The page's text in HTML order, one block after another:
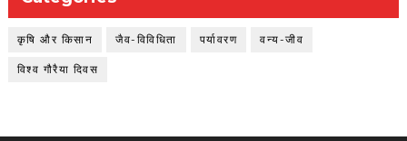
कृषि और किसान जैव-विविधिता पर्यावरण वन्य-जीव
विश्व गौरैया दिवस